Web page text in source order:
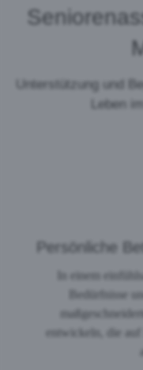
Unterstützung und
Leben
Persönliche
In einem
Bedürfnisse
entwickeln, die